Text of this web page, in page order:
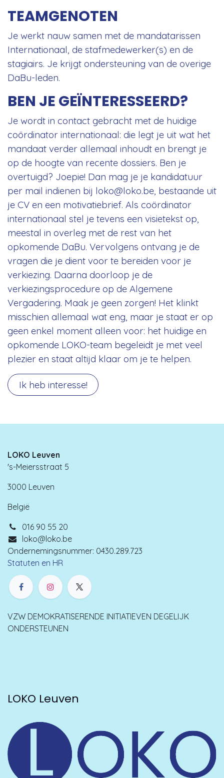
TEAMGENOTEN
Je werkt nauw samen met de mandatarissen
Internationaal, de stafmedewerker(s) en de
stagiairs. Je krijgt ondersteuning van de overige
DaBu-leden.
BEN JE GEÏNTERESSEERD?
Je wordt in contact gebracht met de huidige
coördinator internationaal: die legt je uit wat het
mandaat verder allemaal inhoudt en brengt je
op de hoogte van recente dossiers. Ben je
overtuigd? Joepie! Dan mag je je kandidatuur
per mail indienen bij loko@loko.be, bestaande uit
je CV en een motivatiebrief. Als coördinator
internationaal stel je tevens een visietekst op,
meestal in overleg met de rest van het
opkomende DaBu. Vervolgens ontvang je de
vragen die je dient voor te bereiden voor je
verkiezing. Daarna doorloop je de
verkiezingsprocedure op de Algemene
Vergadering. Maak je geen zorgen! Het klinkt
misschien allemaal wat eng, maar je staat er op
geen enkel moment alleen voor: het huidige en
opkomende LOKO-team begeleidt je met veel
plezier en staat altijd klaar om je te helpen.
Ik heb interesse!
LOKO Leuven
's-Meiersstraat 5
3000 Leuven
België
016 90 55 20
loko@loko.be
Ondernemingsnummer: 0430.289.723
Statuten en HR
VZW DEMOKRATISERENDE INITIATIEVEN DEGELIJK
ONDERSTEUNEN
LOKO Leuven